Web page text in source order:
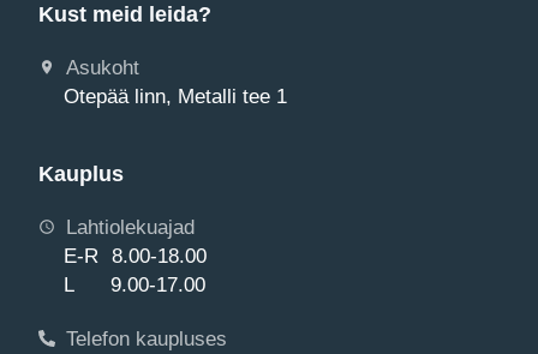
Kust meid leida?
Asukoht
Otepää linn, Metalli tee 1
Kauplus
Lahtiolekuajad
E-R 8.00-18.00
L 9.00-17.00
Telefon kaupluses